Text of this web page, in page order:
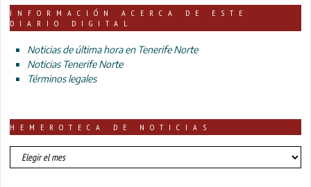
INFORMACIÓN ACERCA DE ESTE
DIARIO DIGITAL
Noticias de última hora en Tenerife Norte
Noticias Tenerife Norte
Términos legales
HEMEROTECA DE NOTICIAS
HEMEROTECA
DE